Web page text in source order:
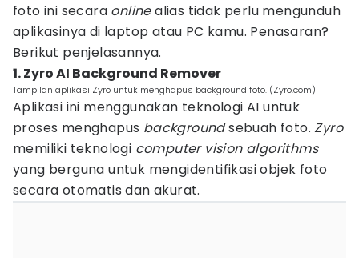
foto ini secara onlinealias tidak perlu mengunduh
aplikasinya di laptop atau PC kamu. Penasaran?
Berikut penjelasannya.
1. Zyro AI Background Remover
Tampilan aplikasi Zyro untuk menghapus background foto. (Zyro.com)
Aplikasi ini menggunakan teknologi AI untuk
proses menghapus backgroundsebuah foto.Zyro
memiliki teknologi computer vision algorithms
yang berguna untuk mengidentifikasi objek foto
secara otomatis dan akurat.